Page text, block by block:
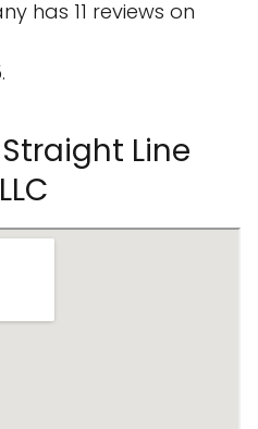
has 11 reviews on
Line